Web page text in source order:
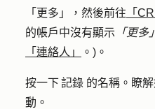
「更多」
，然後前往 「
的帳戶中沒有顯示 「更多」
「連絡人」
。)。
按一下 記錄 的名稱。瞭
動。